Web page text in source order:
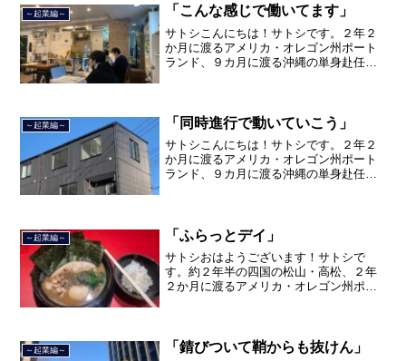
間のサラリーマン人生に終止符を打っ
て、２０２１年３月９日より東...
～起業編～ 「こんな感じで働いてます」
サトシこんにちは！サトシです。２年２
か月に渡るアメリカ・オレゴン州ポート
ランド、９カ月に渡る沖縄の単身赴任の
品川区南大井で不動産を主...
～起業編～ 「同時進行で動いていこう」
サトシこんにちは！サトシです。２年２
か月に渡るアメリカ・オレゴン州ポート
ランド、９カ月に渡る沖縄の単身赴任の
品川区南大井で不動産を主...
～起業編～ 「ふらっとデイ」
サトシおはようございます！サトシで
す。約２年半の四国の松山・高松、２年
２か月に渡るアメリカ・オレゴン州ポー
て、２０２１年３月９日より東...
～起業編～ 「錆びついて鞘からも抜けん」